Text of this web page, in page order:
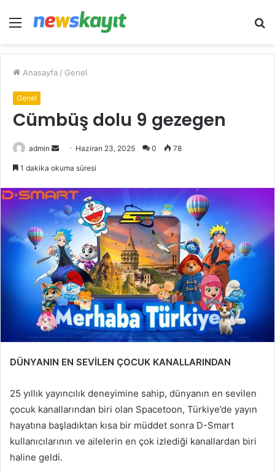
Menü
Anasayfa / Genel
Genel
Cümbüş dolu 9 gezegen
admin
Bir
göndermek
Haziran 23, 2025 0 78
1 dakika okuma süresi
DÜNYANIN EN SEVİLEN ÇOCUK KANALLARINDAN
25 yıllık yayıncılık deneyimine sahip, dünyanın en sevilen
çocuk kanallarından biri olan Spacetoon, Türkiye’de yayın
hayatına başladıktan kısa bir müddet sonra D-Smart
kullanıcılarının ve ailelerin en çok izlediği kanallardan biri
haline geldi.